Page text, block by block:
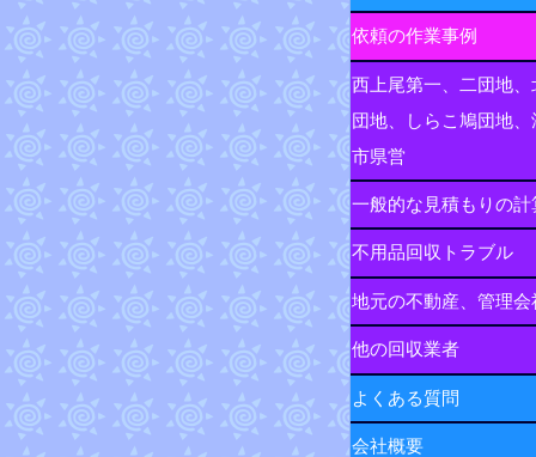
依頼の作業事例
西上尾第一、二団地、
団地、しらこ鳩団地、
市県営
一般的な見積もりの計
不用品回収トラブル
地元の不動産、管理会
他の回収業者
よくある質問
会社概要